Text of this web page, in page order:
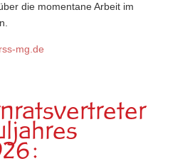
die momentane Arbeit im
mg.de